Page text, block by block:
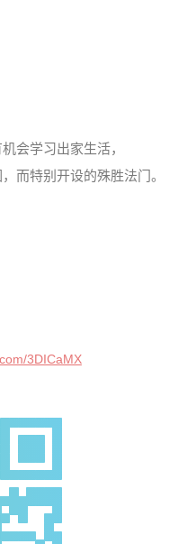
会学习出家生活，
而特别开设的殊胜法门。
3DICaMX